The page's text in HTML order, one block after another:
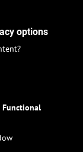
options